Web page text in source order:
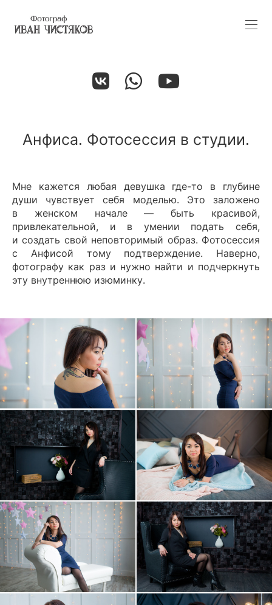
Анфиса. Фотосессия в студии.
Мне кажется любая девушка где-то в глубине
души чувствует себя моделью. Это заложено
в женском начале — быть красивой,
привлекательной, и в умении подать себя,
и создать свой неповторимый образ. Фотосессия
с Анфисой тому подтверждение. Наверно,
фотографу как раз и нужно найти и подчеркнуть
эту внутреннюю изюминку.